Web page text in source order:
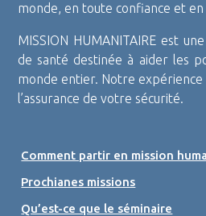
monde, en toute confiance et
MISSION HUMANITAIRE est
de santé destinée à aider les
monde entier. Notre
l’assurance de votre sécurité.
Comment partir en mission
Prochianes missions
Qu’est-ce que le séminaire